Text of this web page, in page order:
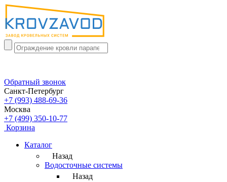
Обратный звонок
Санкт-Петербург
+7 (993) 488-69-36
Москва
+7 (499) 350-10-77
Корзина
Каталог
Назад
Водосточные системы
Назад